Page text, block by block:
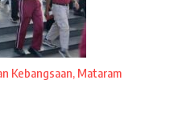
Kebangsaan, Mataram